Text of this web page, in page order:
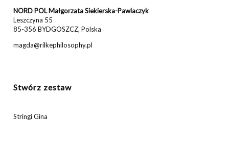
NORD POL Małgorzata Siekierska-Pawlaczyk
Leszczyna 55
85-356 BYDGOSZCZ, Polska
magda@rilkephilosophy.pl
Stwórz zestaw
Stringi Gina